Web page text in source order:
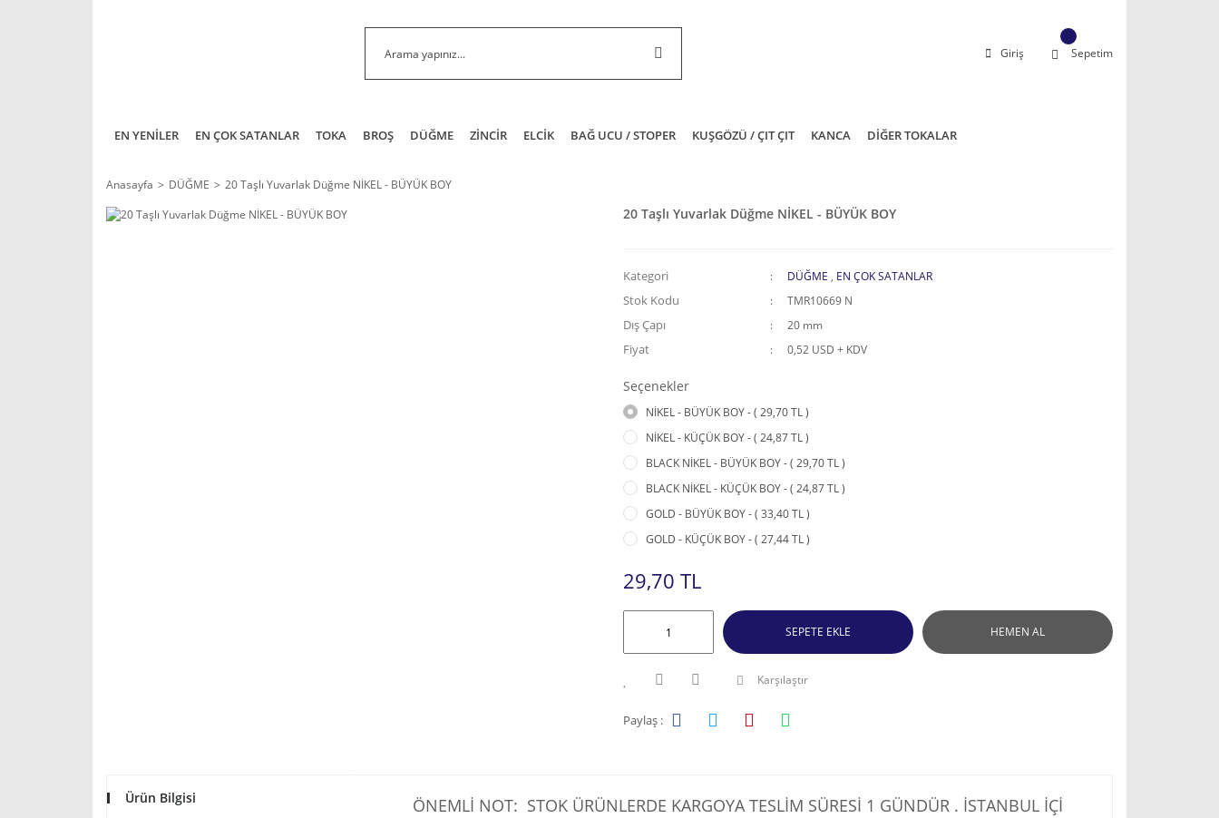
Giriş Sepetim
EN YENİLER EN ÇOK SATANLAR TOKA BROŞ DÜĞME ZİNCİR ELCİK BAĞ UCU / STOPER KUŞGÖZÜ / ÇIT ÇIT KANCA DİĞER TOKALAR
Anasayfa DÜĞME 20 Taşlı Yuvarlak Düğme NİKEL - BÜYÜK BOY
20 Taşlı Yuvarlak Düğme NİKEL - BÜYÜK BOY
Kategori DÜĞME , EN ÇOK SATANLAR
Stok Kodu TMR10669 N
Dış Çapı 20 mm
Fiyat 0,52 USD + KDV
Seçenekler
NİKEL - BÜYÜK BOY - ( 29,70 TL )
NİKEL - KÜÇÜK BOY - ( 24,87 TL )
BLACK NİKEL - BÜYÜK BOY - ( 29,70 TL )
BLACK NİKEL - KÜÇÜK BOY - ( 24,87 TL )
GOLD - BÜYÜK BOY - ( 33,40 TL )
GOLD - KÜÇÜK BOY - ( 27,44 TL )
29,70 TL
SEPETE EKLE HEMEN AL
Karşılaştır
Paylaş :
Ürün Bilgisi
ÖNEMLİ NOT: STOK ÜRÜNLERDE KARGOYA TESLİM SÜRESİ 1 GÜNDÜR . İSTANBUL İÇİ